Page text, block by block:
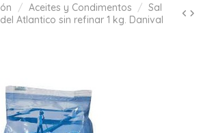
Aceites y Condimentos
Sal
Atlantico sin refinar 1 kg. Danival